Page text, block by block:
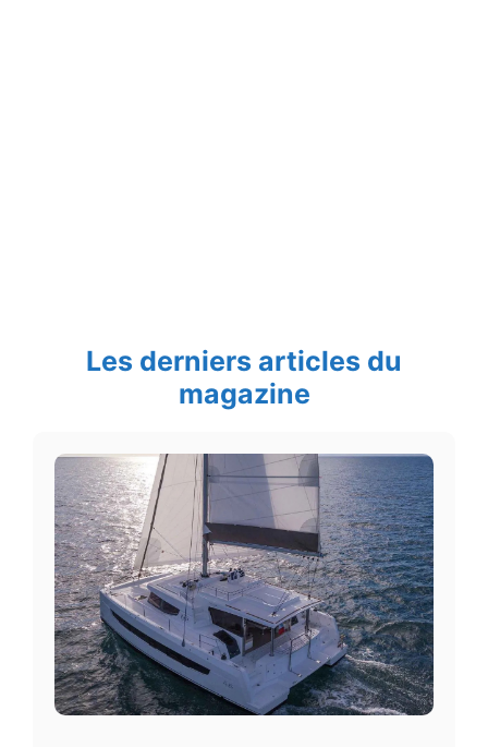
Les derniers articles du
magazine